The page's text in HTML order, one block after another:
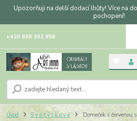
Upozorňuji na delší dodací lhůty! Více na
pochopení!
+420 608 332 958
Úvod S v ě t ý l k o v é Domeček s červenou